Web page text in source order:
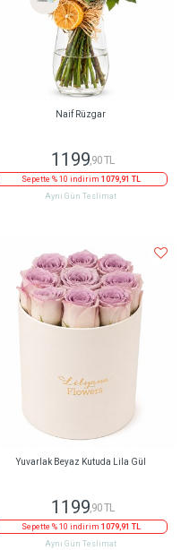
Naif Rüzgar
1199,90 TL
Sepette % 10 indirim 1079,91 TL
Aynı Gün Teslimat
Yuvarlak Beyaz Kutuda Lila Gül
1199,90 TL
Sepette % 10 indirim 1079,91 TL
Aynı Gün Teslimat